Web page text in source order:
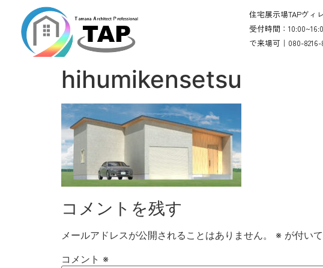
住宅展示場TAPヴィ
受付時間：
で来場可｜080-8216-
hihumikensetsu
コメントを残す
メールアドレスが公開されることはありません。 ※ が付い
コメント ※